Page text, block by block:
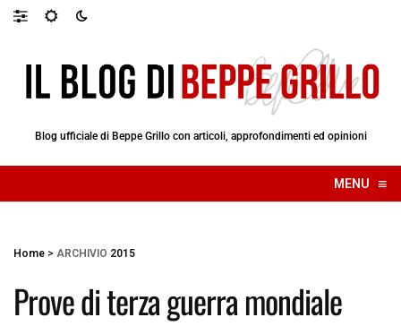
Blog ufficiale di Beppe Grillo con articoli, approfondimenti ed opinioni
MENU ≡
☰
Home > ARCHIVIO 2015
Prove di terza guerra mondiale